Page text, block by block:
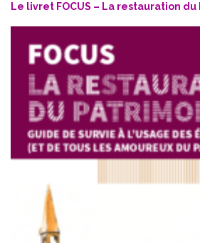
Le livret FOCUS – La restauration du